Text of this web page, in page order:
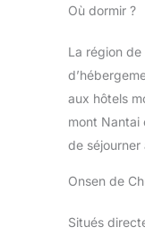
Où dormir ?
La région
aux hôtels
mont Nantai
de séjourner
Onsen de
Situés